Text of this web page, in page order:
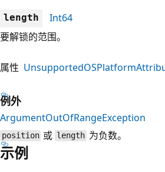
length
Int64
要解锁的范围。
属性
例外
ArgumentOutOfRangeException
position 或 length 为负数。
示例